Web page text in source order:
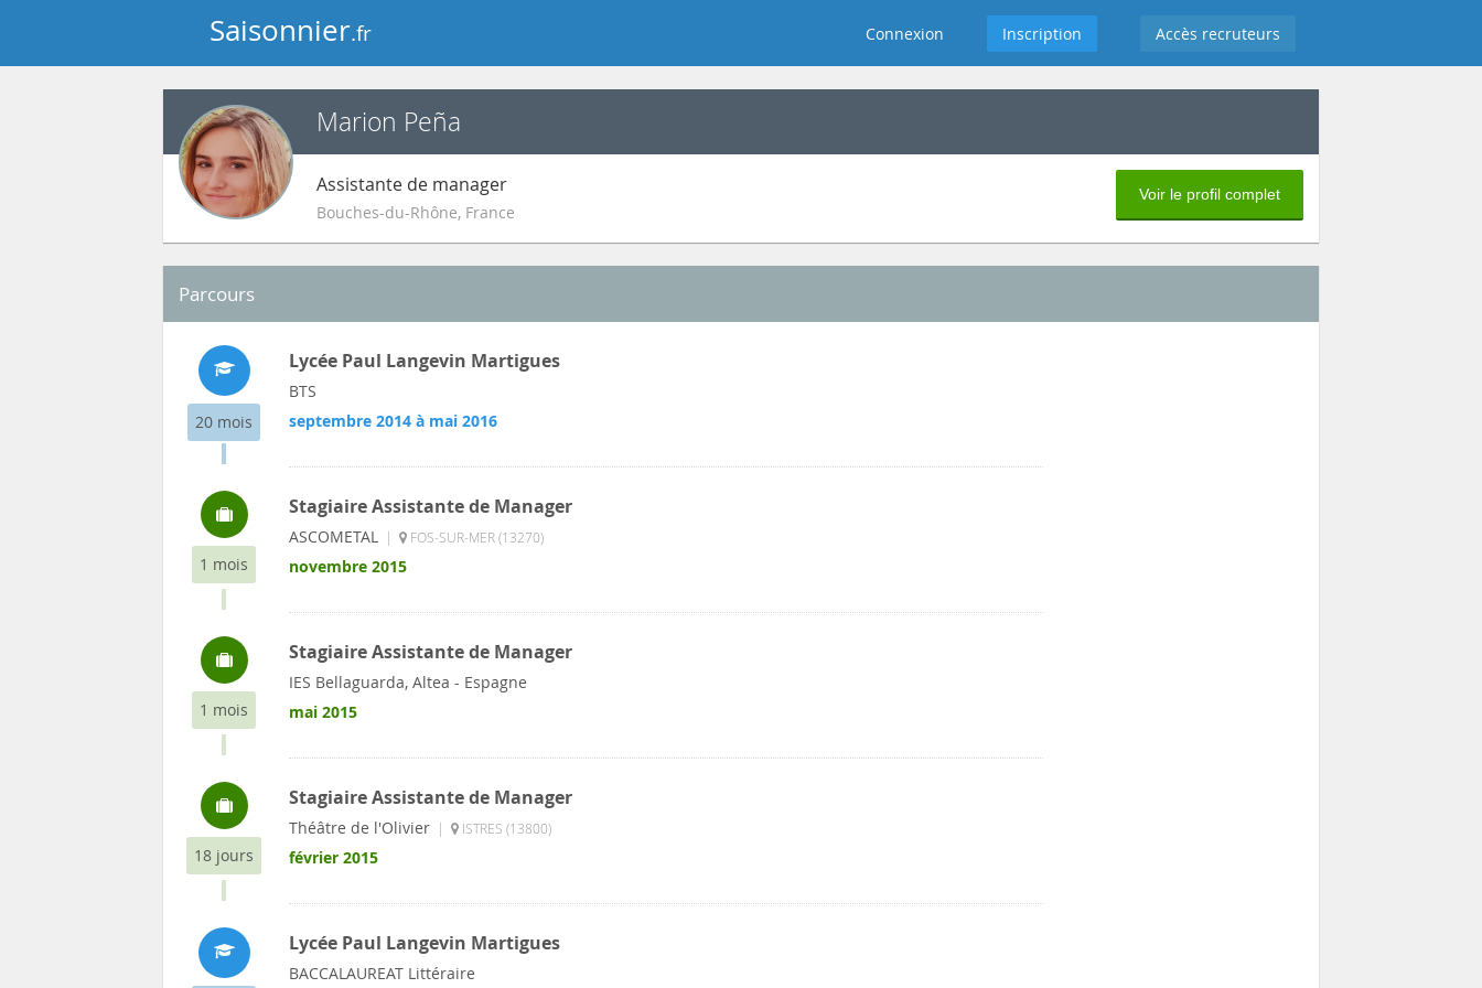
Saisonnier.fr Connexion Inscription Accès recruteurs
Marion Peña
Assistante de manager
Bouches-du-Rhône, France
Voir le profil complet
Parcours
20 mois
Lycée Paul Langevin Martigues
BTS
septembre 2014 à mai 2016
1 mois
Stagiaire Assistante de Manager
ASCOMETAL | FOS-SUR-MER (13270)
novembre 2015
1 mois
Stagiaire Assistante de Manager
IES Bellaguarda, Altea - Espagne
mai 2015
18 jours
Stagiaire Assistante de Manager
Théâtre de l'Olivier | ISTRES (13800)
février 2015
Lycée Paul Langevin Martigues
BACCALAUREAT Littéraire